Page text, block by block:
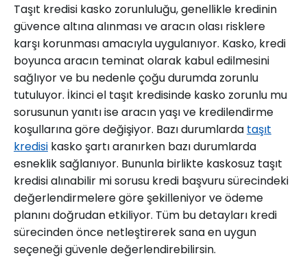
Taşıt kredisi kasko zorunluluğu, genellikle kredinin
güvence altına alınması ve aracın olası risklere
karşı korunması amacıyla uygulanıyor. Kasko, kredi
boyunca aracın teminat olarak kabul edilmesini
sağlıyor ve bu nedenle çoğu durumda zorunlu
tutuluyor. İkinci el taşıt kredisinde kasko zorunlu mu
sorusunun yanıtı ise aracın yaşı ve kredilendirme
koşullarına göre değişiyor. Bazı durumlarda taşıt
kredisi kasko şartı aranırken bazı durumlarda
esneklik sağlanıyor. Bununla birlikte kaskosuz taşıt
kredisi alınabilir mi sorusu kredi başvuru sürecindeki
değerlendirmelere göre şekilleniyor ve ödeme
planını doğrudan etkiliyor. Tüm bu detayları kredi
sürecinden önce netleştirerek sana en uygun
seçeneği güvenle değerlendirebilirsin.